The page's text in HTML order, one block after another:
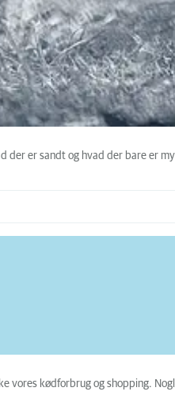
der er sandt og hvad der bare er
vores kødforbrug og shopping.